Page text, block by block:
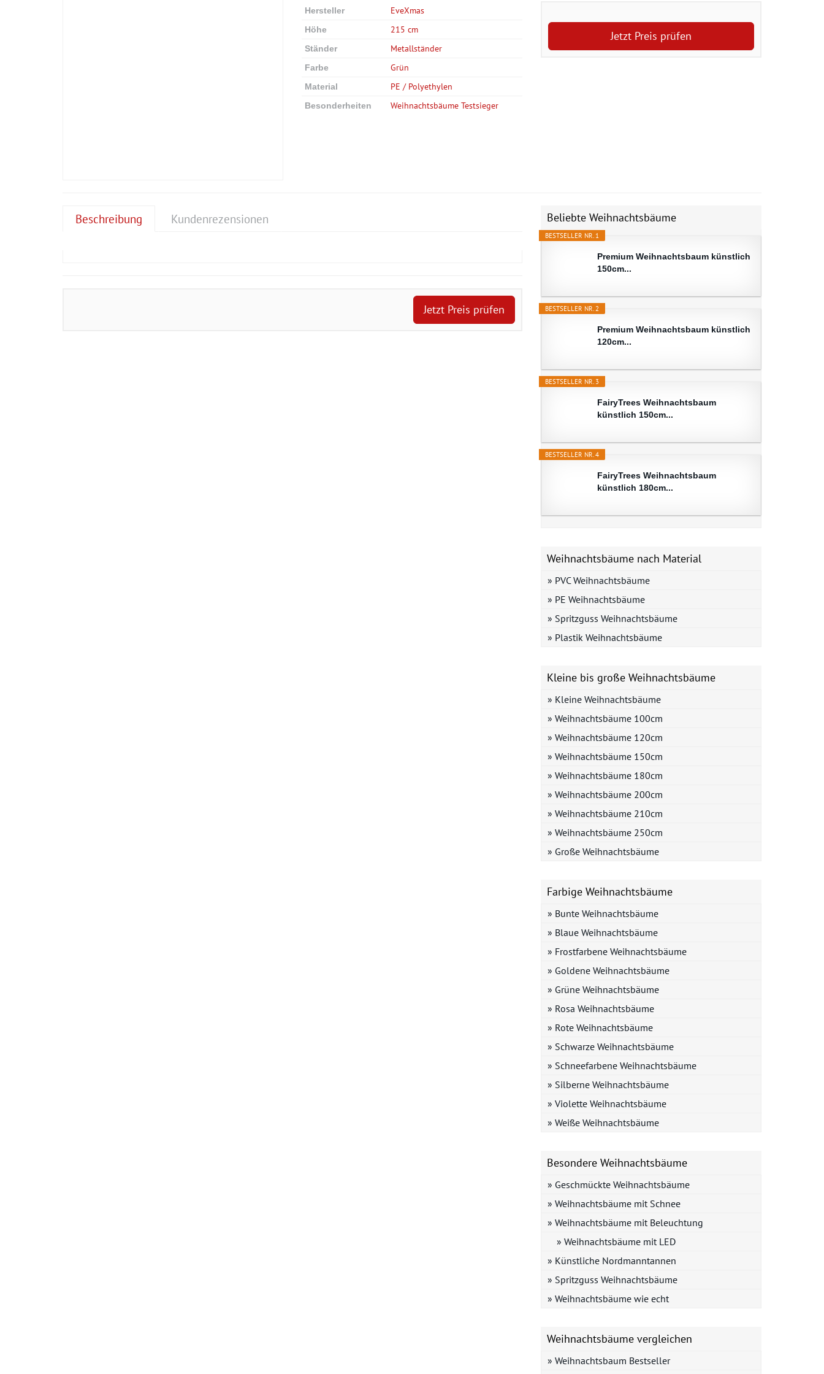
Jetzt Preis prüfen
Hersteller EveXmas
Höhe 215 cm
Ständer Metallständer
Farbe Grün
Material PE / Polyethylen
Besonderheiten Weihnachtsbäume Testsieger
Beschreibung Kundenrezensionen
Jetzt Preis prüfen
Beliebte Weihnachtsbäume
BESTSELLER NR. 1
Premium Weihnachtsbaum künstlich
150cm...
BESTSELLER NR. 2
Premium Weihnachtsbaum künstlich
120cm...
BESTSELLER NR. 3
FairyTrees Weihnachtsbaum
künstlich 150cm...
BESTSELLER NR. 4
FairyTrees Weihnachtsbaum
künstlich 180cm...
Weihnachtsbäume nach Material
» PVC Weihnachtsbäume
» PE Weihnachtsbäume
» Spritzguss Weihnachtsbäume
» Plastik Weihnachtsbäume
Kleine bis große Weihnachtsbäume
» Kleine Weihnachtsbäume
» Weihnachtsbäume 100cm
» Weihnachtsbäume 120cm
» Weihnachtsbäume 150cm
» Weihnachtsbäume 180cm
» Weihnachtsbäume 200cm
» Weihnachtsbäume 210cm
» Weihnachtsbäume 250cm
» Große Weihnachtsbäume
Farbige Weihnachtsbäume
» Bunte Weihnachtsbäume
» Blaue Weihnachtsbäume
» Frostfarbene Weihnachtsbäume
» Goldene Weihnachtsbäume
» Grüne Weihnachtsbäume
» Rosa Weihnachtsbäume
» Rote Weihnachtsbäume
» Schwarze Weihnachtsbäume
» Schneefarbene Weihnachtsbäume
» Silberne Weihnachtsbäume
» Violette Weihnachtsbäume
» Weiße Weihnachtsbäume
Besondere Weihnachtsbäume
» Geschmückte Weihnachtsbäume
» Weihnachtsbäume mit Schnee
» Weihnachtsbäume mit Beleuchtung
» Weihnachtsbäume mit LED
» Künstliche Nordmanntannen
» Spritzguss Weihnachtsbäume
» Weihnachtsbäume wie echt
Weihnachtsbäume vergleichen
» Weihnachtsbaum Bestseller